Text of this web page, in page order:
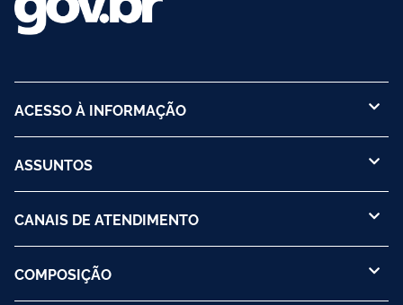
ACESSO À INFORMAÇÃO
ASSUNTOS
CANAIS DE ATENDIMENTO
COMPOSIÇÃO